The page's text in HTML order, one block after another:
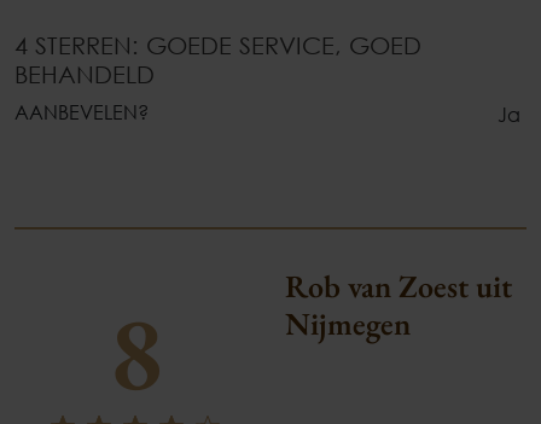
4 STERREN: GOEDE SERVICE, GOED
BEHANDELD
AANBEVELEN? Ja
8
Rob van Zoest uit
Nijmegen